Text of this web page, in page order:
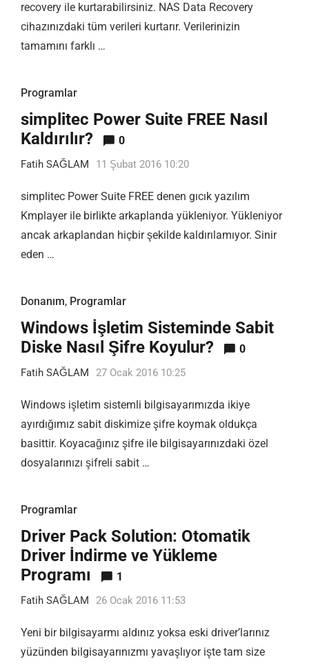
recovery ile kurtarabilirsiniz. NAS Data Recovery
cihazınızdaki tüm verileri kurtarır. Verilerinizin
tamamını farklı …
Programlar
simplitec Power Suite FREE Nasıl
Kaldırılır?
0
Fatih SAĞLAM 11 Şubat 2016 10:20
simplitec Power Suite FREE denen gıcık yazılım
Kmplayer ile birlikte arkaplanda yükleniyor. Yükleniyor
ancak arkaplandan hiçbir şekilde kaldırılamıyor. Sinir
eden …
Donanım, Programlar
Windows İşletim Sisteminde Sabit
Diske Nasıl Şifre Koyulur?
0
Fatih SAĞLAM 27 Ocak 2016 10:25
Windows işletim sistemli bilgisayarımızda ikiye
ayırdığımız sabit diskimize şifre koymak oldukça
basittir. Koyacağınız şifre ile bilgisayarınızdaki özel
dosyalarınızı şifreli sabit …
Programlar
Driver Pack Solution: Otomatik
Driver İndirme ve Yükleme
Programı
1
Fatih SAĞLAM 26 Ocak 2016 11:53
Yeni bir bilgisayarmı aldınız yoksa eski driver’larınız
yüzünden bilgisayarınızmı yavaşlıyor işte tam size